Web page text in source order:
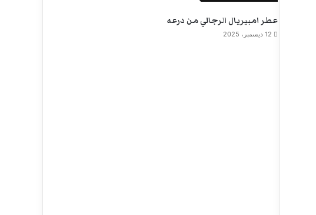
عطر امبيريال الرجالي من درعه
12 ديسمبر، 2025